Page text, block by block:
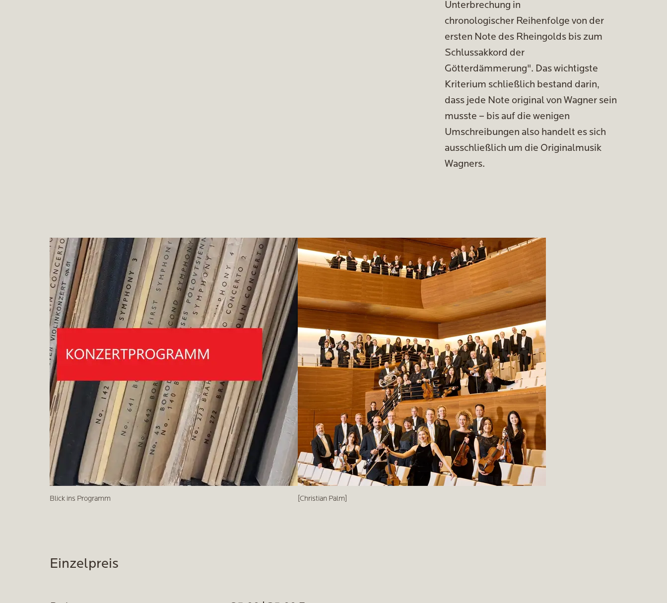
Unterbrechung in
chronologischer Reihenfolge von der
ersten Note des Rheingolds bis zum
Schlussakkord der
Götterdämmerung". Das wichtigste
Kriterium schließlich bestand darin,
dass jede Note original von Wagner sein
musste – bis auf die wenigen
Umschreibungen also handelt es sich
ausschließlich um die Originalmusik
Wagners.
Blick ins Programm [Christian Palm]
Einzelpreis